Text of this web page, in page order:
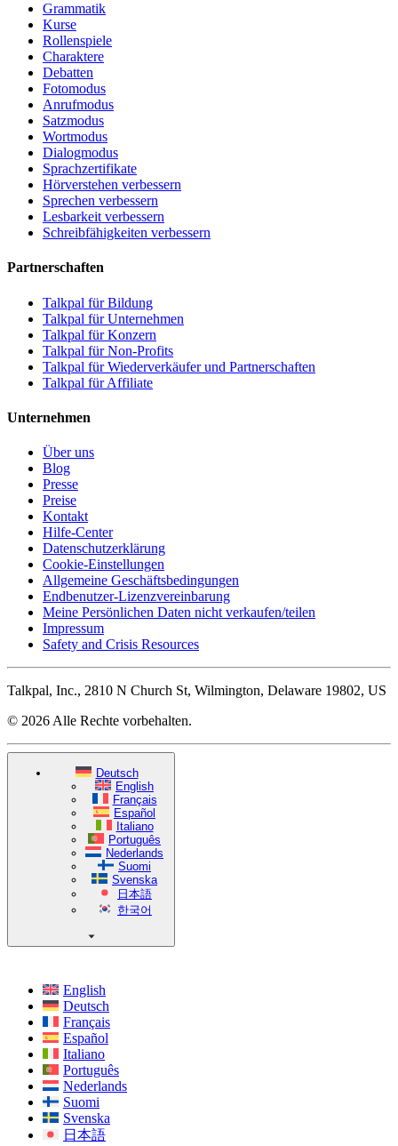
Grammatik
Kurse
Rollenspiele
Charaktere
Debatten
Fotomodus
Anrufmodus
Satzmodus
Wortmodus
Dialogmodus
Sprachzertifikate
Hörverstehen verbessern
Sprechen verbessern
Lesbarkeit verbessern
Schreibfähigkeiten verbessern
Partnerschaften
Talkpal für Bildung
Talkpal für Unternehmen
Talkpal für Konzern
Talkpal für Non-Profits
Talkpal für Wiederverkäufer und Partnerschaften
Talkpal für Affiliate
Unternehmen
Über uns
Blog
Presse
Preise
Kontakt
Hilfe-Center
Datenschutzerklärung
Cookie-Einstellungen
Allgemeine Geschäftsbedingungen
Endbenutzer-Lizenzvereinbarung
Meine Persönlichen Daten nicht verkaufen/teilen
Impressum
Safety and Crisis Resources
Talkpal, Inc., 2810 N Church St, Wilmington, Delaware 19802, US
© 2026 Alle Rechte vorbehalten.
Deutsch
English
Français
Español
Italiano
Português
Nederlands
Suomi
Svenska
日本語
한국어
English
Deutsch
Français
Español
Italiano
Português
Nederlands
Suomi
Svenska
日本語